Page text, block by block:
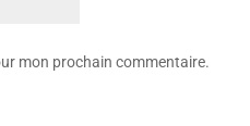
mon prochain commentaire.